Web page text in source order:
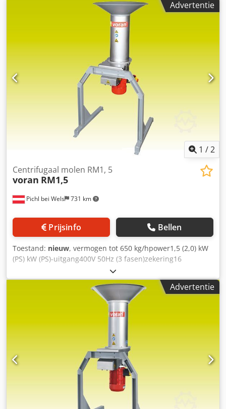
kgmateriaal1.4301 / AISI 304mash ontladingshoogte470
mm geschikt voor de forpomaceous- en
steenvruchtenscooter van de standaard, 9 mm
maaischerm Cedpfjb I Sxkex Abksrf
Advertentie
1 /2
Pichl bei Wels 731 km
Centrifugaal molen RM1, 5
voran RM1,5
Prijsinfo Bellen
Toestand: nieuw, vermogen tot 650 kg/hpower1,5 (2,0) kW
(PS) kW (PS)-uitgang400V 50Hz (3 fasen)zekering16
Toevoegingen: lengte500 mmwidth420 mm hoogte890 mm
hoogte met standaard1 615 mm insteek- resp.
uitblaashoogte1 615 mm gewicht (zonder / met
standaard)25 / 40 kgmateriaal1.4301 / AISI
304mashontladingshoogte690 mm geschikt voor een maai-
en steengruisafscherming8 mm van de levering. Crsdpfob
Advertentie